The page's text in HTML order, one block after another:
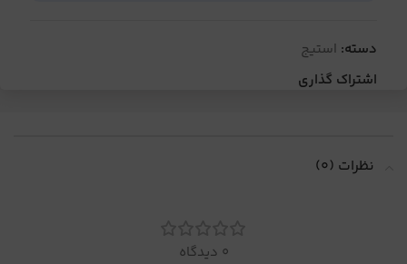
دسته: استیج
اشتراک گذاری
نظرات (0)
0 دیدگاه